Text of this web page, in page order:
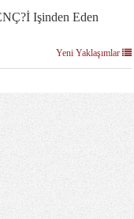
Işinden Eden
Yeni Yaklaşımlar